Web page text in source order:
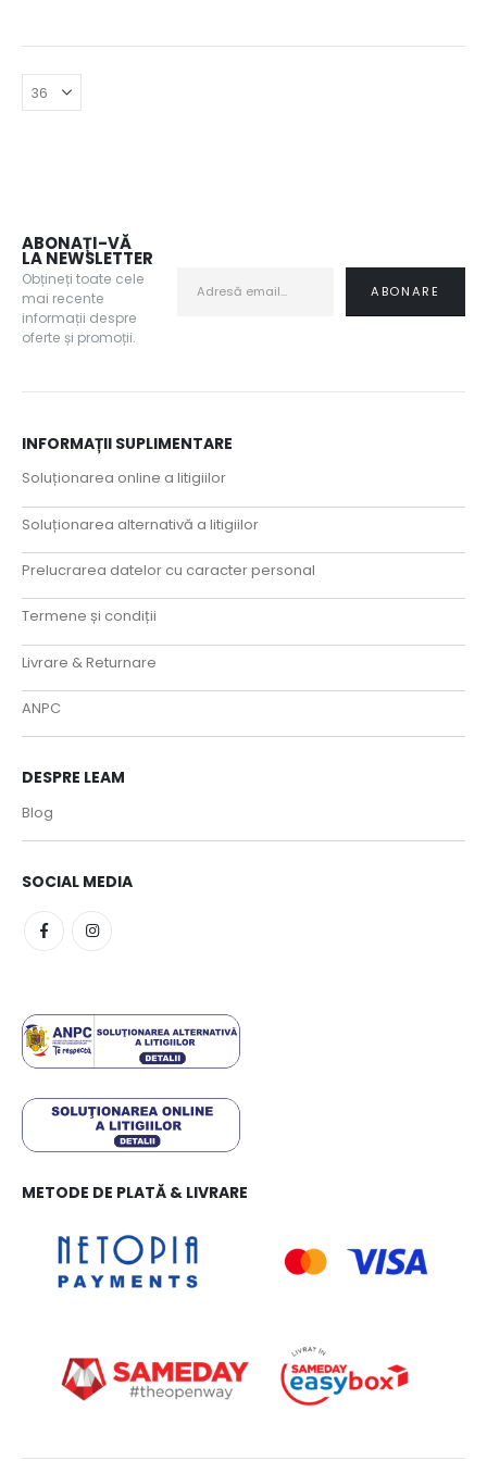
ABONAȚI-VĂ
LA NEWSLETTER
Obțineți toate cele
mai recente
informații despre
oferte și promoții.
INFORMAȚII SUPLIMENTARE
Soluționarea online a litigiilor
Soluționarea alternativă a litigiilor
Prelucrarea datelor cu caracter personal
Termene și condiții
Livrare & Returnare
ANPC
DESPRE LEAM
Blog
SOCIAL MEDIA
METODE DE PLATĂ & LIVRARE